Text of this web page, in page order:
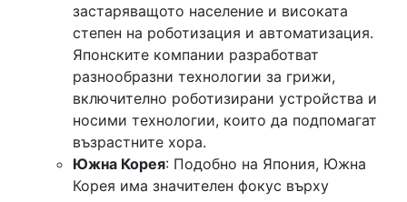
застаряващото население и високата
степен на роботизация и автоматизация.
Японските компании разработват
разнообразни технологии за грижи,
включително роботизирани устройства и
носими технологии, които да подпомагат
възрастните хора.
Южна Корея: Подобно на Япония, Южна
Корея има значителен фокус върху